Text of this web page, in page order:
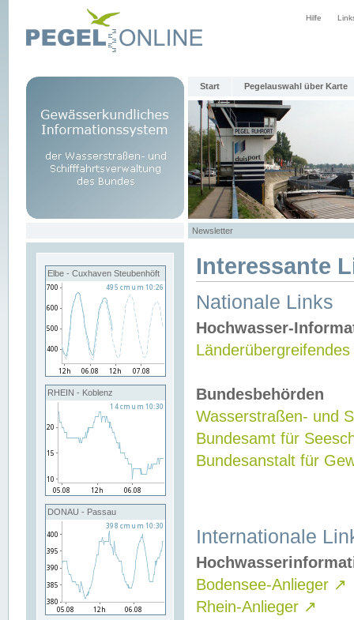
Hilfe
Start Pegelauswahl über Karte
Newsletter
Elbe - Cuxhaven Steubenhöft
RHEIN - Koblenz
DONAU - Passau
Interessante
Nationale Links
Hochwasser-
Bundesbehörden
Wasserstraßen- und
Bundesamt für
Bundesanstalt für
Internationale
Bodensee-Anlieger ↗
Rhein-Anlieger ↗